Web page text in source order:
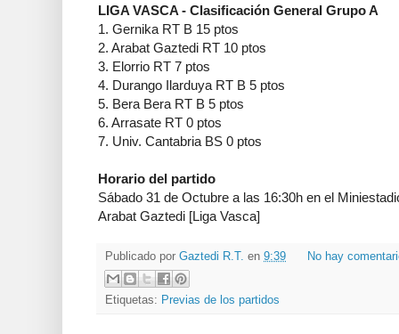
LIGA VASCA - Clasificación General Grupo A
1. Gernika RT B 15 ptos
2. Arabat Gaztedi RT 10 ptos
3. Elorrio RT 7 ptos
4. Durango Ilarduya RT B 5 ptos
5. Bera Bera RT B 5 ptos
6. Arrasate RT 0 ptos
7. Univ. Cantabria BS 0 ptos
Horario del partido
Sábado 31 de Octubre a las 16:30h en el
Arabat Gaztedi [Liga Vasca]
Publicado por Gaztedi R.T. en 9:39 No hay
Etiquetas: Previas de los partidos